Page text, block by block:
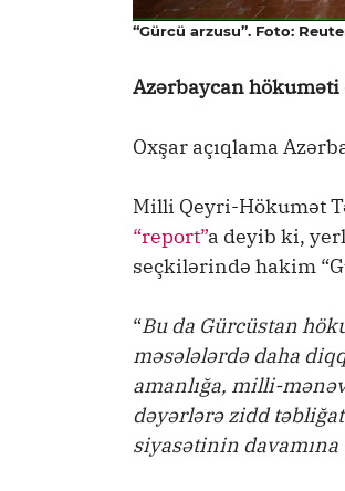
“Gürcü arzusu”. Foto:
Azərbaycan hökuməti
Oxşar açıqlama
Milli Qeyri-Hökumət
“report”a deyib ki,
seçkilərində hakim
“Bu da Gürcüstan
məsələlərdə daha
amanlığa, milli-
dəyərlərə zidd
siyasətinin davamına